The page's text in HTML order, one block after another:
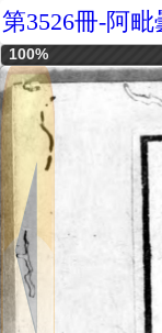
第3526冊-阿
100%